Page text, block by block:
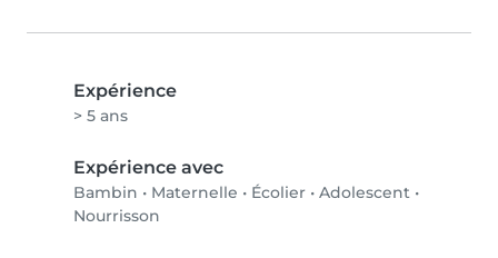
Expérience
> 5 ans
Expérience avec
Bambin • Maternelle • Écolier • Adolescent •
Nourrisson